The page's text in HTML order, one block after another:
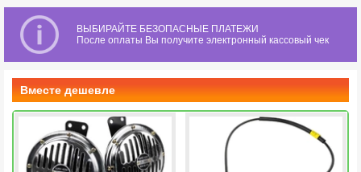
ВЫБИРАЙТЕ БЕЗОПАСНЫЕ ПЛАТЕЖИ
После оплаты Вы получите электронный кассовый чек
Вместе дешевле